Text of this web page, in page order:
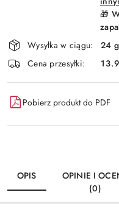
🎁
Wysyłka w ciągu:
24
Cena przesyłki:
Pobierz produkt do PDF
OPIS
OPINIE I
(0)